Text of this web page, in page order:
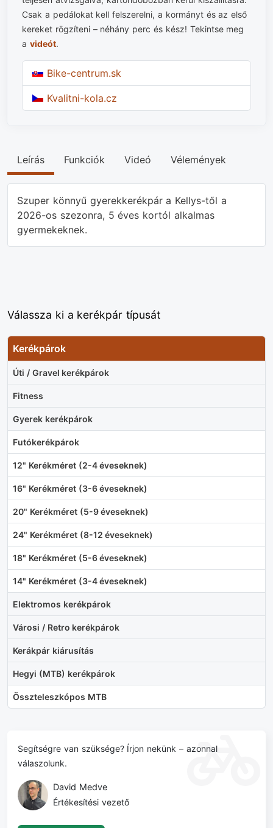
Válassza ki a kerékpár típusát
Kerékpárok
Úti / Gravel kerékpárok
Fitness
Gyerek kerékpárok
Futókerékpárok
12" Kerékméret (2-4 éveseknek)
16" Kerékméret (3-6 éveseknek)
20" Kerékméret (5-9 éveseknek)
24" Kerékméret (8-12 éveseknek)
18" Kerékméret (5-6 éveseknek)
14" Kerékméret (3-4 éveseknek)
Elektromos kerékpárok
Városi / Retro kerékpárok
Kerákpár kiárusítás
Hegyi (MTB) kerékpárok
Összteleszkópos MTB
Segítségre van szüksége? Írjon nekünk – azonnal
válaszolunk.
David Medve
Értékesítési vezető
Csak a pedálokat kell felszerelni, a kormányt és az első
kereket rögzíteni – néhány perc és kész! Tekintse meg
a videót.
Bike-centrum.sk
Kvalitni-kola.cz
Leírás Funkciók Videó Vélemények
Szuper könnyű gyerekkerékpár a Kellys-től a
2026-os szezonra, 5 éves kortól alkalmas
gyermekeknek.